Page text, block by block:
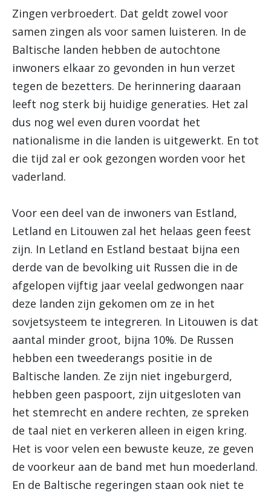
Zingen verbroedert. Dat geldt zowel voor
samen zingen als voor samen luisteren. In de
Baltische landen hebben de autochtone
inwoners elkaar zo gevonden in hun verzet
tegen de bezetters. De herinnering daaraan
leeft nog sterk bij huidige generaties. Het zal
dus nog wel even duren voordat het
nationalisme in die landen is uitgewerkt. En tot
die tijd zal er ook gezongen worden voor het
vaderland.
Voor een deel van de inwoners van Estland,
Letland en Litouwen zal het helaas geen feest
zijn. In Letland en Estland bestaat bijna een
derde van de bevolking uit Russen die in de
afgelopen vijftig jaar veelal gedwongen naar
deze landen zijn gekomen om ze in het
sovjetsysteem te integreren. In Litouwen is dat
aantal minder groot, bijna 10%. De Russen
hebben een tweederangs positie in de
Baltische landen. Ze zijn niet ingeburgerd,
hebben geen paspoort, zijn uitgesloten van
het stemrecht en andere rechten, ze spreken
de taal niet en verkeren alleen in eigen kring.
Het is voor velen een bewuste keuze, ze geven
de voorkeur aan de band met hun moederland.
En de Baltische regeringen staan ook niet te